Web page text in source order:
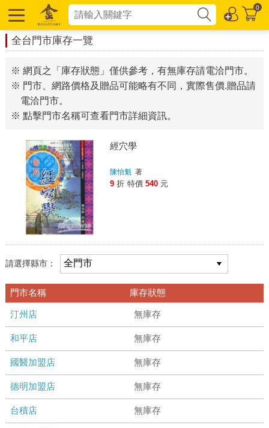
0
全台門市庫存一覽
※ 網頁之「庫存狀態」僅供參考，有無庫存請電洽門市。
※ 門市、網路價格及贈品可能略有不同，實際售價.贈品請
電洽門市。
※ 點擊門市名稱可查看門市詳細資訊。
經穴學
陳怡魁 著
9 折 特價 540 元
請選擇縣市：
門市名稱 庫存狀態
汀州店 無庫存
和平店 無庫存
國醫加盟店 無庫存
德明加盟店 無庫存
台積店 無庫存